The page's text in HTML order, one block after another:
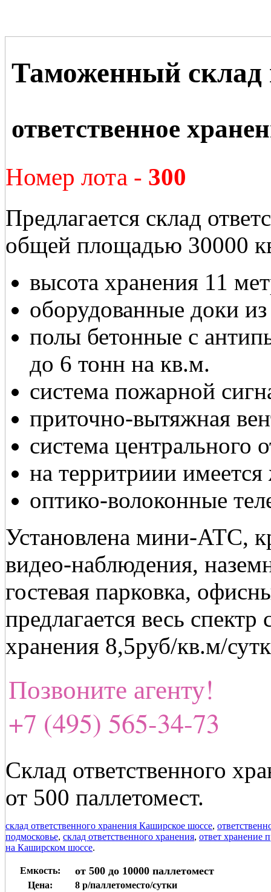
Таможенный
ответственное
Номер лота - 300
Предлагается склад
общей площадью 30000
высота хранения 11
оборудованные доки
полы бетонные с
до 6 тонн на кв.м.
система пожарной
приточно-вытяжная
система центрального
на территриии имеется
оптико-волоконные
Установлена мини-АТС,
видео-наблюдения,
гостевая парковка,
предлагается весь
хранения 8,5руб/кв.м/
Позвоните агенту!
+7 (495) 565-34-73
Склад ответственного
от 500 паллетомест.
склад ответственного хранения Каширское шоссе,
подмосковье, склад ответственного хранения, ответ хранение
на Каширском шоссе.
Емкость: от 500 до 10000 паллетомест
Цена: 8 р/паллетоместо/сутки